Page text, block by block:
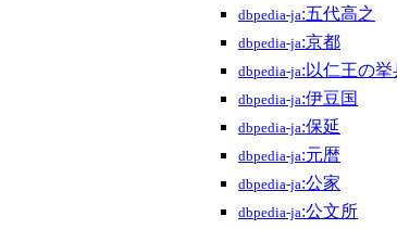
dbpedia-ja:五代高之
dbpedia-ja:京都
dbpedia-ja:以仁王の挙
dbpedia-ja:伊豆国
dbpedia-ja:保延
dbpedia-ja:元暦
dbpedia-ja:公家
dbpedia-ja:公文所